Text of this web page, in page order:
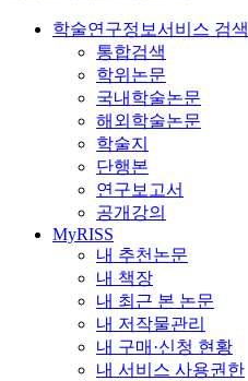
학술연구정보서비스 검색
통합검색
학위논문
국내학술논문
해외학술논문
학술지
단행본
연구보고서
공개강의
MyRISS
내 추천논문
내 책장
내 최근 본 논문
내 저작물관리
내 구매·신청 현황
내 서비스 사용권한